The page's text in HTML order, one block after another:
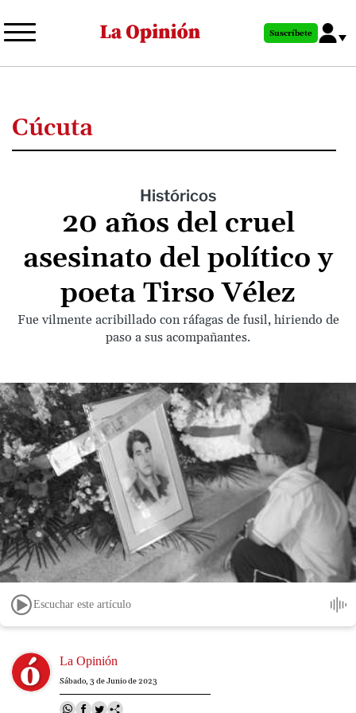
al
principal
Suscríbete
Cúcuta
Históricos
20 años del cruel
asesinato del político y
poeta Tirso Vélez
Fue vilmente acribillado con ráfagas de fusil, hiriendo de
paso a sus acompañantes.
Escuchar este artículo
Image La Opinión
Sábado, 3 de Junio de 2023